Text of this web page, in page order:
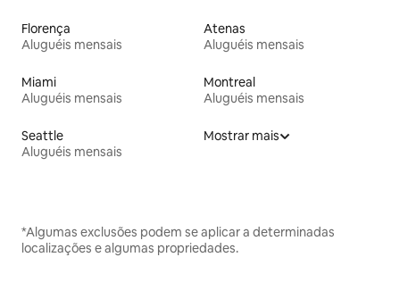
Florença
Aluguéis mensais
Atenas
Aluguéis mensais
Miami
Aluguéis mensais
Montreal
Aluguéis mensais
Seattle
Aluguéis mensais
Mostrar mais
*Algumas exclusões podem se aplicar a determinadas
localizações e algumas propriedades.